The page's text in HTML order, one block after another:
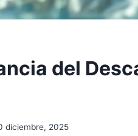
del
diciembre, 2025